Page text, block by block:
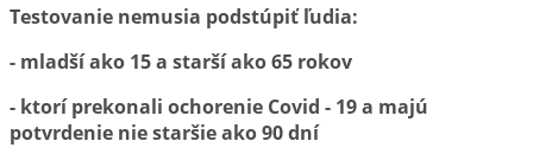
Testovanie nemusia podstúpiť ľudia:
- mladší ako 15 a starší ako 65 rokov
- ktorí prekonali ochorenie Covid - 19 a majú
potvrdenie nie staršie ako 90 dní